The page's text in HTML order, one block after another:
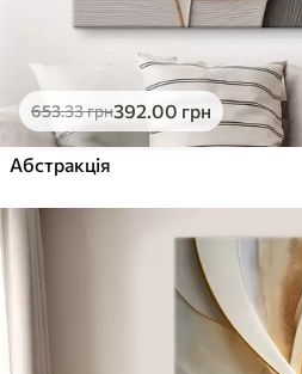
653.33грн392.00 грн
Абстракція